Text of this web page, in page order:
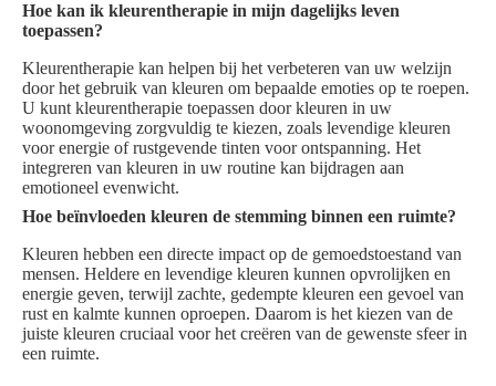
Hoe kan ik kleurentherapie in mijn dagelijks leven
toepassen?
Kleurentherapie kan helpen bij het verbeteren van uw welzijn
door het gebruik van kleuren om bepaalde emoties op te roepen.
U kunt kleurentherapie toepassen door kleuren in uw
woonomgeving zorgvuldig te kiezen, zoals levendige kleuren
voor energie of rustgevende tinten voor ontspanning. Het
integreren van kleuren in uw routine kan bijdragen aan
emotioneel evenwicht.
Hoe beïnvloeden kleuren de stemming binnen een ruimte?
Kleuren hebben een directe impact op de gemoedstoestand van
mensen. Heldere en levendige kleuren kunnen opvrolijken en
energie geven, terwijl zachte, gedempte kleuren een gevoel van
rust en kalmte kunnen oproepen. Daarom is het kiezen van de
juiste kleuren cruciaal voor het creëren van de gewenste sfeer in
een ruimte.